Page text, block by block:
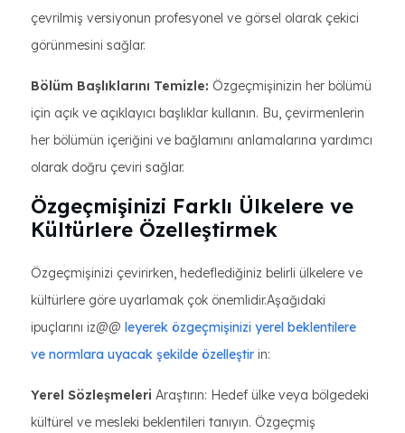
çevrilmiş versiyonun profesyonel ve görsel olarak çekici
görünmesini sağlar.
Bölüm Başlıklarını Temizle: Özgeçmişinizin her bölümü
için açık ve açıklayıcı başlıklar kullanın. Bu, çevirmenlerin
her bölümün içeriğini ve bağlamını anlamalarına yardımcı
olarak doğru çeviri sağlar.
Özgeçmişinizi Farklı Ülkelere ve
Kültürlere Özelleştirmek
Özgeçmişinizi çevirirken, hedeflediğiniz belirli ülkelere ve
kültürlere göre uyarlamak çok önemlidir.Aşağıdaki
ipuçlarını iz@@ leyerek özgeçmişinizi yerel beklentilere
ve normlara uyacak şekilde özelleştir in:
Yerel Sözleşmeleri Araştırın: Hedef ülke veya bölgedeki
kültürel ve mesleki beklentileri tanıyın. Özgeçmiş